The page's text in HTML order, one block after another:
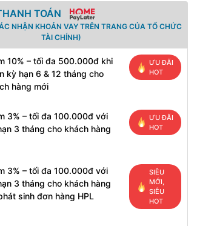
TOÁN
NHẬN KHOẢN VAY TRÊN TRANG CỦA TỔ CHỨC
TÀI CHÍNH)
10% – tối đa 500.000đ khi
kỳ hạn 6 & 12 tháng cho
hàng mới
ƯU ĐÃI
HOT
3% – tối đa 100.000đ với
3 tháng cho khách hàng
ƯU ĐÃI
HOT
3% – tối đa 100.000đ với
3 tháng cho khách hàng
sinh đơn hàng HPL
SIÊU
MỚI,
SIÊU
HOT